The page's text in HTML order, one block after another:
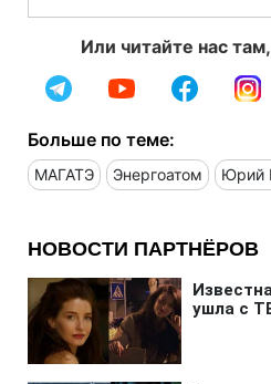
Или читайте нас
Больше по теме:
МАГАТЭ Энергоатом Юрий